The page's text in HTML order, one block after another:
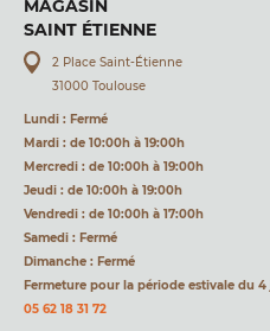
MAGASIN
SAINT ÉTIENNE
2 Place Saint-Étienne
31000 Toulouse
Lundi : Fermé
Mardi : de 10:00h à 19:00h
Mercredi : de 10:00h à 19:00h
Jeudi : de 10:00h à 19:00h
Vendredi : de 10:00h à 17:00h
Samedi : Fermé
Dimanche : Fermé
Fermeture pour la période estivale du
05 62 18 31 72